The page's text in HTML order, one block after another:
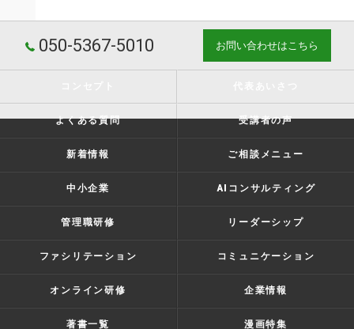
050-5367-5010 お問い合わせはこちら
よくある質問 受講者の声
新着情報 ご相談メニュー
中小企業 AIコンサルティング
管理職研修 リーダーシップ
ファシリテーション コミュニケーション
オンライン研修 企業情報
著書一覧 漫画特集